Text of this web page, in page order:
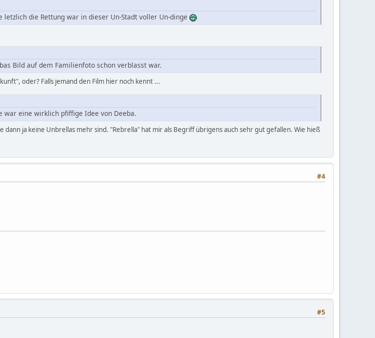
letzlich die Rettung war in dieser Un-Stadt voller Un-dinge
Bild auf dem Familienfoto schon verblasst war.
oder? Falls jemand den Film hier noch kennt ...
war eine wirklich pfiffige Idee von Deeba.
ja keine Unbrellas mehr sind. "Rebrella" hat mir als Begriff übrigens auch sehr gut gefallen. Wie hieß
#4
#5